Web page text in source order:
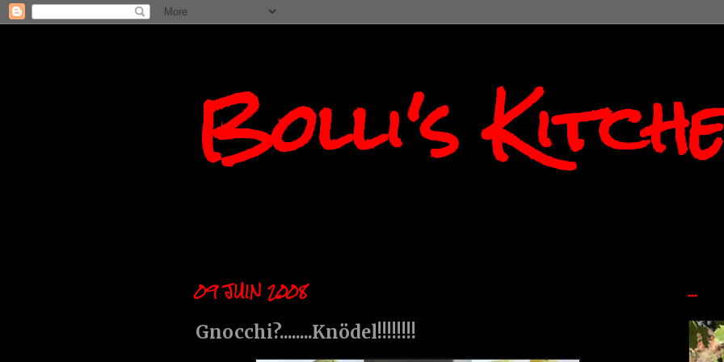
Bolli's
09 JUIN 2008
Gnocchi?........Knödel!!!!!!!!
...